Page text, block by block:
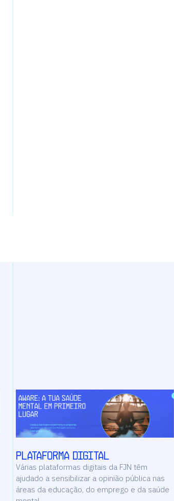
Plataforma digital
Várias plataformas digitais da FJN têm
ajudado a sensibilizar a opinião pública nas
áreas da educação, do emprego e da saúde